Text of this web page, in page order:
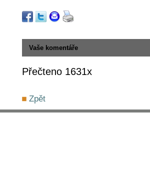
Vaše komentáře
Přečteno 1631x
Zpět